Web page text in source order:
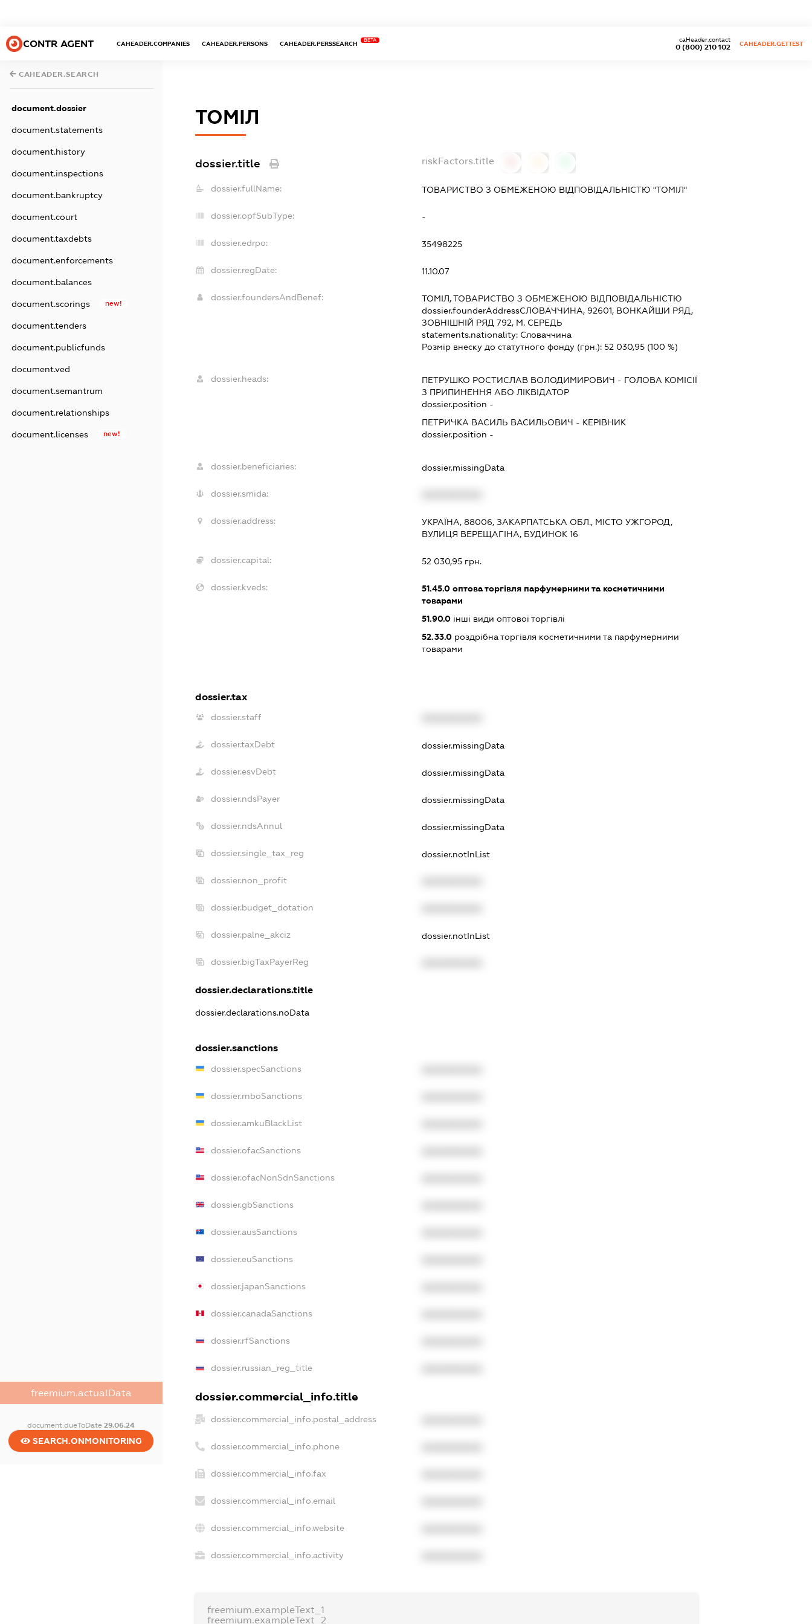
CONTR AGENT CAHEADER.COMPANIES CAHEADER.PERSONS CAHEADER.PERSSEARCH
BETA
0 (800) 210 102
caHeader.contact
CAHEADER.GETTEST
CAHEADER.SEARCH
document.dossier
document.statements
document.history
document.inspections
document.bankruptcy
document.court
document.taxdebts
document.enforcements
document.balances
document.scorings new!
document.tenders
document.publicfunds
document.ved
document.semantrum
document.relationships
document.licenses new!
freemium.actualData
document.dueToDate29.06.24
SEARCH.ONMONITORING
ТОМІЛ
dossier.title riskFactors.title
dossier.fullName: ТОВАРИСТВО З ОБМЕЖЕНОЮ ВІДПОВІДАЛЬНІСТЮ "ТОМІЛ"
dossier.opfSubType: -
dossier.edrpo: 35498225
dossier.regDate: 11.10.07
dossier.foundersAndBenef:
ТОМІЛ, ТОВАРИСТВО З ОБМЕЖЕНОЮ ВІДПОВІДАЛЬНІСТЮ
dossier.founderAddressСЛОВАЧЧИНА, 92601, ВОНКАЙШИ РЯД,
ЗОВНІШНІЙ РЯД 792, М. СЕРЕДЬ
statements.nationality: Словаччина
Розмір внеску до статутного фонду (грн.): 52 030,95(100 %)
dossier.heads: ПЕТРУШКО РОСТИСЛАВ ВОЛОДИМИРОВИЧ - ГОЛОВА КОМІСІЇ
З ПРИПИНЕННЯ АБО ЛІКВІДАТОР
dossier.position -
ПЕТРИЧКА ВАСИЛЬ ВАСИЛЬОВИЧ - КЕРІВНИК
dossier.position -
dossier.beneficiaries: dossier.missingData
dossier.smida:
dossier.address:
УКРАЇНА, 88006, ЗАКАРПАТСЬКА ОБЛ., МІСТО УЖГОРОД,
ВУЛИЦЯ ВЕРЕЩАГІНА, БУДИНОК 16
dossier.capital: 52 030,95 грн.
dossier.kveds: 51.45.0оптова торгівля парфумерними та косметичними
товарами
51.90.0інші види оптової торгівлі
52.33.0роздрібна торгівля косметичними та парфумерними
товарами
dossier.tax
dossier.staff
dossier.taxDebt dossier.missingData
dossier.esvDebt dossier.missingData
dossier.ndsPayer dossier.missingData
dossier.ndsAnnul dossier.missingData
dossier.single_tax_reg dossier.notInList
dossier.non_profit
dossier.budget_dotation
dossier.palne_akciz dossier.notInList
dossier.bigTaxPayerReg
dossier.declarations.title
dossier.declarations.noData
dossier.sanctions
dossier.specSanctions
dossier.rnboSanctions
dossier.amkuBlackList
dossier.ofacSanctions
dossier.ofacNonSdnSanctions
dossier.gbSanctions
dossier.ausSanctions
dossier.euSanctions
dossier.japanSanctions
dossier.canadaSanctions
dossier.rfSanctions
dossier.russian_reg_title
dossier.commercial_info.title
dossier.commercial_info.postal_address
dossier.commercial_info.phone
dossier.commercial_info.fax
dossier.commercial_info.email
dossier.commercial_info.website
dossier.commercial_info.activity
freemium.exampleText_1
freemium.exampleText_2